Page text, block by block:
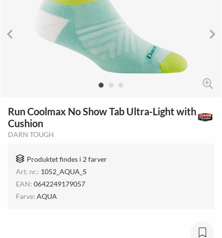
Run Coolmax No Show Tab Ultra-Light with
Cushion
DARN TOUGH
Produktet findes i 2 farver
Art. nr.: 1052_AQUA_S
EAN: 0642249179057
Farve: AQUA